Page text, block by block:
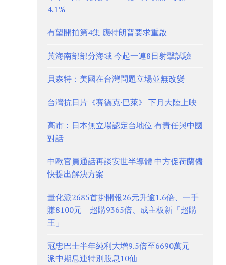
4.1%
有望開拍第4集 應特朗普要求重啟
黃海南部部分海域 今起一連8日射擊試驗
貝森特：美國在台灣問題立場並無改變
台灣抗日片《賽德克·巴萊》 下月大陸上映
高市︰日本無立場認定台地位 有責任與中國
對話
中歐官員通話再談安世半導體 中方促荷蘭儘
快提出解決方案
量化派2685首掛開報26元升逾1.6倍、一手
賺8100元 超購9365倍、成主板新「超購
王」
冠忠巴士半年純利大增9.5倍至6690萬元
派中期息連特別股息10仙